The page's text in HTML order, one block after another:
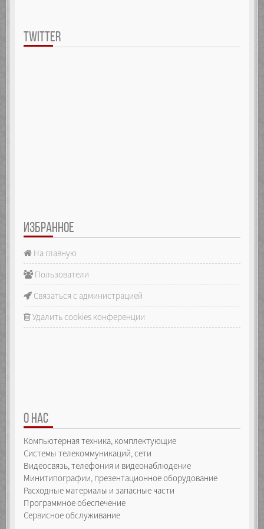
TWITTER
ИЗБРАННОЕ
На главную
Пользователи
Связаться с администрацией
Удалить cookies конференции
О НАС
Компьютерная техника, комплектующие
Системы телекоммуникаций, сети
Видеосвязь, телефония и видеонаблюдение
Минитипографии, презентационное оборудование
Расходные материалы и запасные части
Программное обеспечение
Сервисное обслуживание